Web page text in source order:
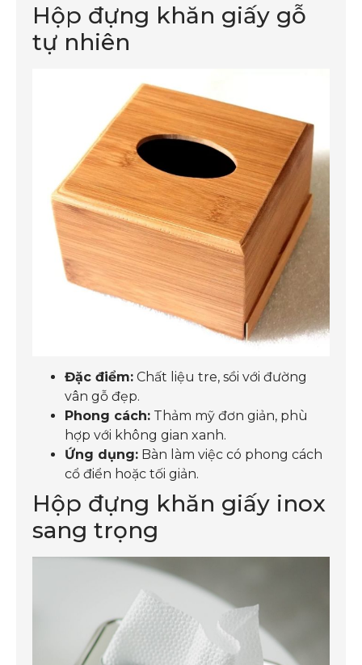
Hộp đựng khăn giấy gỗ
tự nhiên
Đặc điểm: Chất liệu tre, sồi với đường
vân gỗ đẹp.
Phong cách: Thảm mỹ đơn giản, phù
hợp với không gian xanh.
Ứng dụng: Bàn làm việc có phong cách
cổ điển hoặc tối giản.
Hộp đựng khăn giấy inox
sang trọng